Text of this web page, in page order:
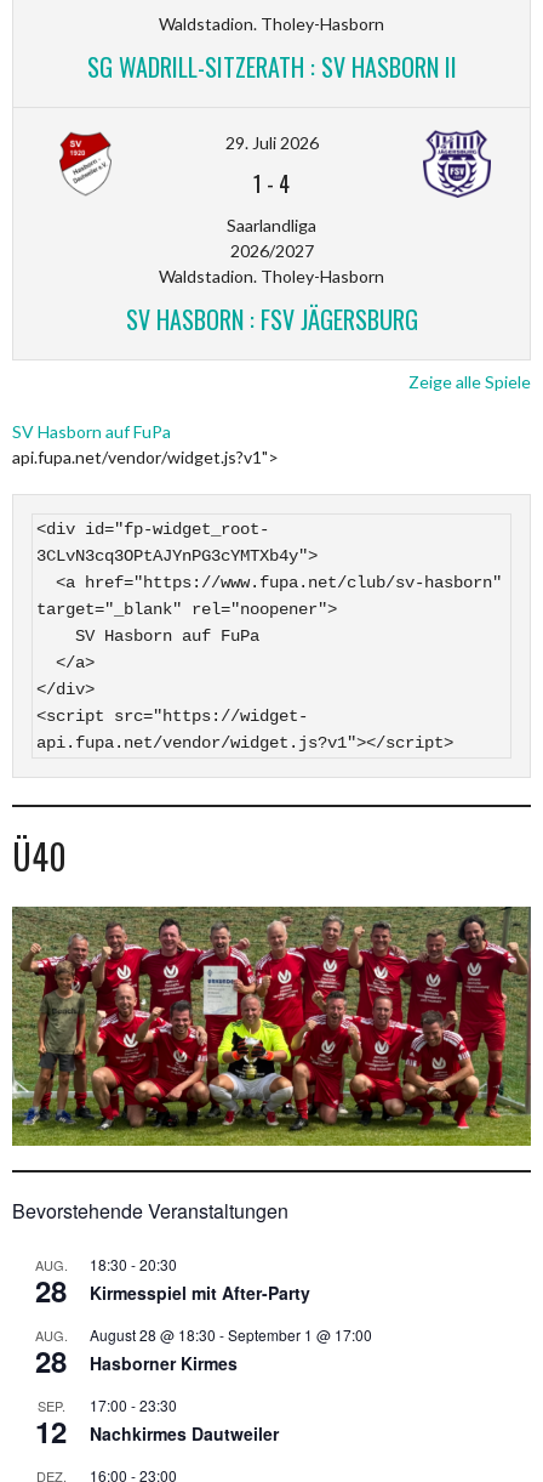
Waldstadion. Tholey-Hasborn
SG WADRILL-SITZERATH : SV HASBORN II
29. Juli 2026
1 - 4
Saarlandliga
2026/2027
Waldstadion. Tholey-Hasborn
SV HASBORN : FSV JÄGERSBURG
Zeige alle Spiele
SV Hasborn auf FuPa
api.fupa.net/vendor/widget.js?v1">
<div id="fp-widget_root-
3CLvN3cq3OPtAJYnPG3cYMTXb4y">
target="_blank" rel="noopener">
</div>
<script src="https://widget-
api.fupa.net/vendor/widget.js?v1"></script>
Ü40
Bevorstehende Veranstaltungen
AUG.
28
18:30 -20:30
Kirmesspiel mit After-Party
AUG.
28
August 28 @ 18:30 -September 1 @ 17:00
Hasborner Kirmes
SEP.
12
17:00 -23:30
Nachkirmes Dautweiler
DEZ. 16:00 -23:00